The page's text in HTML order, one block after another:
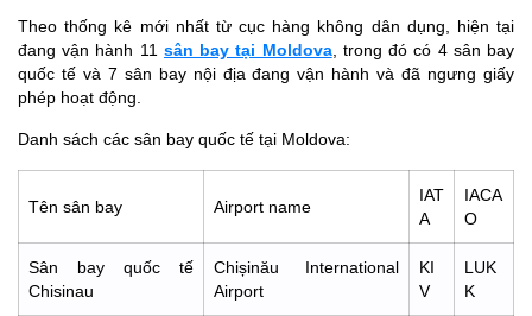
Theo thống kê mới nhất từ cục hàng không dân dụng, hiện tại
đang vận hành 11 sân bay tại Moldova, trong đó có 4 sân bay
quốc tế và 7 sân bay nội địa đang vận hành và đã ngưng giấy
phép hoạt động.
Danh sách các sân bay quốc tế tại Moldova:
Tên sân bay Airport name
IAT
A
IACA
O
Sân bay quốc tế
Chisinau
Chișinău International
Airport
KI
V
LUK
K